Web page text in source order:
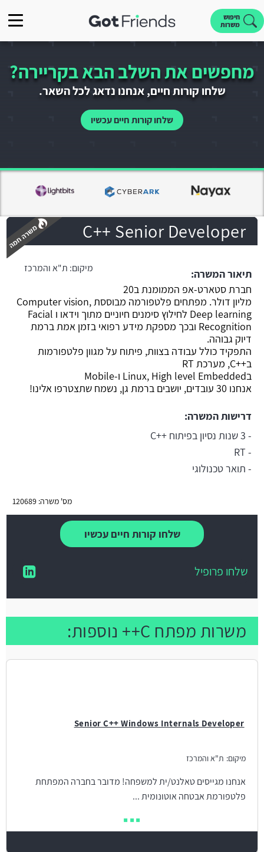
חיפוש
משרות
מחפשים את השלב הבא בקריירה?
שלחו קורות חיים, אנחנו נדאג לכל השאר.
שלחו קורות חיים עכשיו
C++ Senior Developer
מיקום: ת"א והמרכז
תיאור המשרה:
חברת סטארט-אפ הממומנת ב20
מליון דולר. מפתחים פלטפורמה מבוססת Computer vision,
Deep learning לחילוץ סימנים חיוניים מתוך וידאו ו Facial
Recognition ובכך מספקת מידע רפואי בזמן אמת ברמת
דיוק גבוהה.
התפקיד כולל עבודה בצוות, פיתוח על מגוון פלטפורמות
ב++C, מערכת RT
בLinux, High level Embedded ו-Mobile
אנחנו 30 עובדים, יושבים ברמת גן, נשמח שתצטרפו אלינו!
דרישות המשרה:
- 3 שנות נסיון בפיתוח ++C
- RT
- תואר טכנולוגי
מס' משרה: 120689
שלחו קורות חיים עכשיו
שלחו פרופיל
משרות מפתח C++ נוספות:
Senior C++ Windows Internals Developer
מיקום: ת"א והמרכז
אנחנו מגייסים טאלנט/ית למשפחה! מדובר בחברה המפתחת
פלטפורמת אבטחה אוטונומית ...